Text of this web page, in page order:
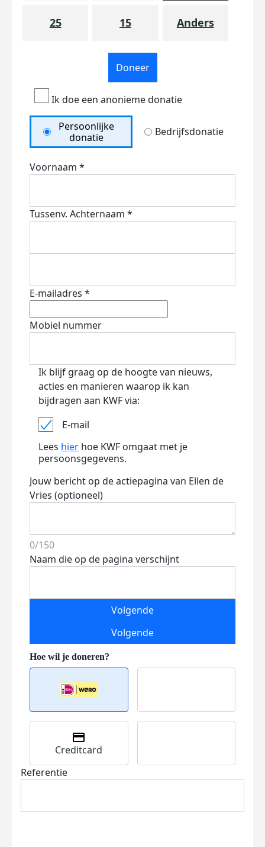
25 15 Anders
Doneer
Ik doe een anonieme donatie
Persoonlijke
donatie
Bedrijfsdonatie
Voornaam *
Tussenv. Achternaam *
E-mailadres *
Mobiel nummer
Ik blijf graag op de hoogte van nieuws,
acties en manieren waarop ik kan
bijdragen aan KWF via:
E-mail
Lees hier hoe KWF omgaat met je
persoonsgegevens.
Jouw bericht op de actiepagina van Ellen de
Vries (optioneel)
0/150
Naam die op de pagina verschijnt
Volgende
Volgende
Creditcard
Referentie